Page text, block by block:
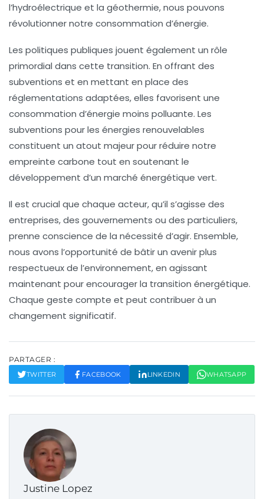
l’hydroélectrique et la géothermie, nous pouvons
révolutionner notre consommation d’énergie.
Les politiques publiques jouent également un rôle
primordial dans cette transition. En offrant des
subventions et en mettant en place des
réglementations adaptées, elles favorisent une
consommation d’énergie moins polluante. Les
subventions pour les énergies renouvelables
constituent un atout majeur pour réduire notre
empreinte carbone tout en soutenant le
développement d’un marché énergétique vert.
Il est crucial que chaque acteur, qu’il s’agisse des
entreprises, des gouvernements ou des particuliers,
prenne conscience de la nécessité d’agir. Ensemble,
nous avons l’opportunité de bâtir un avenir plus
respectueux de l’environnement, en agissant
maintenant pour encourager la transition énergétique.
Chaque geste compte et peut contribuer à un
changement significatif.
PARTAGER :
TWITTER FACEBOOK LINKEDIN WHATSAPP
Justine Lopez